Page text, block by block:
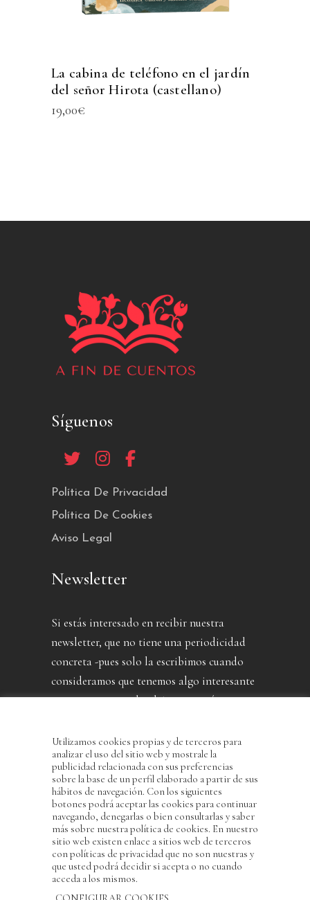
La cabina de teléfono en el jardín
del señor Hirota (castellano)
19,00€
Síguenos
Política De Privacidad
Política De Cookies
Aviso Legal
Newsletter
Si estás interesado en recibir nuestra
newsletter, que no tiene una periodicidad
concreta -pues solo la escribimos cuando
consideramos que tenemos algo interesante
que contarte- puedes dejarnos aquí tu
He leído y acepto la Política de Privacidad
Utilizamos cookies propias y de terceros para
analizar el uso del sitio web y mostrale la
publicidad relacionada con sus preferencias
sobre la base de un perfil elaborado a partir de sus
hábitos de navegación. Con los siguientes
botones podrá aceptar las cookies para continuar
navegando, denegarlas o bien consultarlas y saber
más sobre nuestra política de cookies. En nuestro
sitio web existen enlace a sitios web de terceros
con políticas de privacidad que no son nuestras y
que usted podrá decidir si acepta o no cuando
acceda a los mismos.